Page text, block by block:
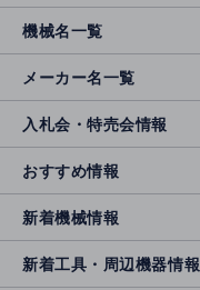
機械名一覧
メーカー名一覧
入札会・特売会情報
おすすめ情報
新着機械情報
新着工具・周辺機器情報